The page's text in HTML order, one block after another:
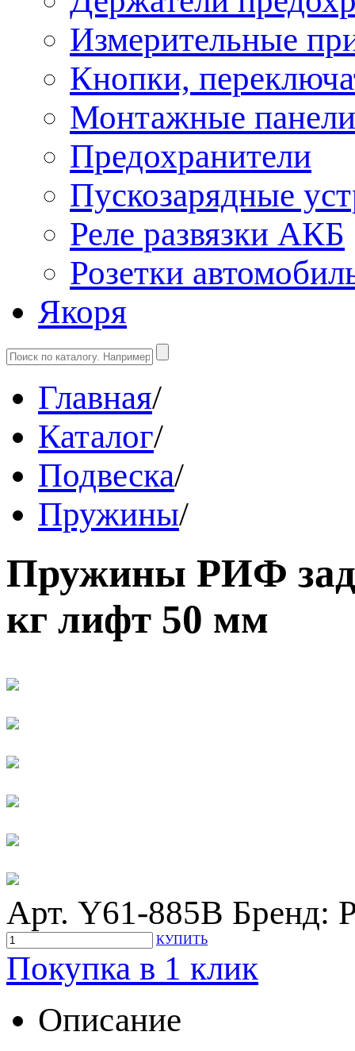
Измерительные
Кнопки,
Монтажные панели
Предохранители
Пускозарядные
Реле развязки АКБ
Розетки
Якоря
Главная/
Каталог/
Подвеска/
Пружины/
Пружины РИФ
кг лифт 50 мм
Арт. Y61-885B Бренд:
КУПИТЬ
Покупка в 1 клик
Описание